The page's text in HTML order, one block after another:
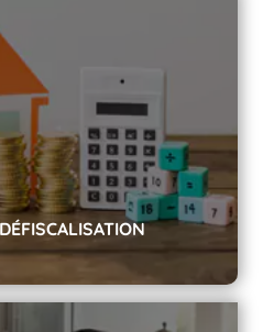
d'un bien immobilier
le neuf.